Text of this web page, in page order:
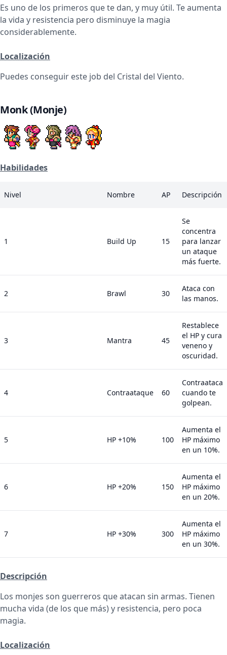
Es uno de los primeros que te dan, y muy útil. Te aumenta
la vida y resistencia pero disminuye la magia
considerablemente.
Localización
Puedes conseguir este job del Cristal del Viento.
Monk (Monje)
Habilidades
Nivel Nombre AP Descripción
1 Build Up 15
Se
concentra
para lanzar
un ataque
más fuerte.
2 Brawl 30
Ataca con
las manos.
3 Mantra 45
Restablece
el HP y cura
veneno y
oscuridad.
4 Contraataque 60
Contraataca
cuando te
golpean.
5 HP +10% 100
Aumenta el
HP máximo
en un 10%.
6 HP +20% 150
Aumenta el
HP máximo
en un 20%.
7 HP +30% 300
Aumenta el
HP máximo
en un 30%.
Descripción
Los monjes son guerreros que atacan sin armas. Tienen
mucha vida (de los que más) y resistencia, pero poca
magia.
Localización